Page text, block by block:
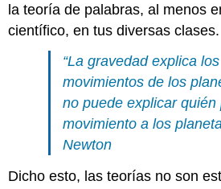
la teoría de palabras, al menos
científico, en tus diversas clases.
“La gravedad explica los
movimientos de los
no puede explicar quién
movimiento a los
Newton
Dicho esto, las teorías no son